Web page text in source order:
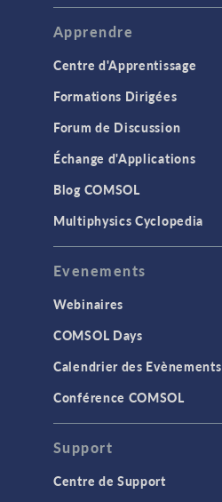
Apprendre
Centre d'Apprentissage
Formations Dirigées
Forum de Discussion
Échange d'Applications
Blog COMSOL
Multiphysics Cyclopedia
Evenements
Webinaires
COMSOL Days
Calendrier des Evènements
Conférence COMSOL
Support
Centre de Support